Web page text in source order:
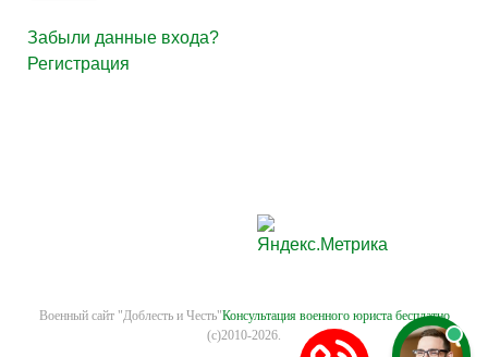
Забыли данные входа?
Регистрация
Военный сайт "Доблесть и Честь"Консультация военного юриста бесплатно
(с)2010-2026.